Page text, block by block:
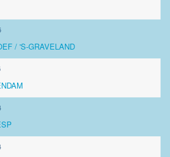
/ 'S-GRAVELAND